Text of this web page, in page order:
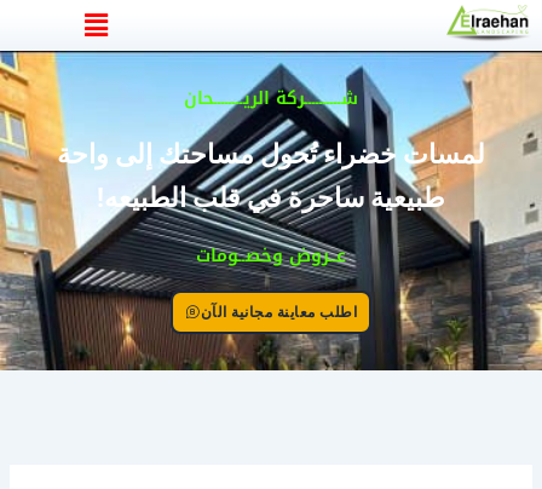
تخطي
إلى
المحتوى
القائمة
شــــــــــركة الريــــــــحان
لمسات خضراء تُحول مساحتك إلى واحة
طبيعية ساحرة في قلب الطبيعه!
عــروض وخصــومات
اطلب معاينة مجانية الآن